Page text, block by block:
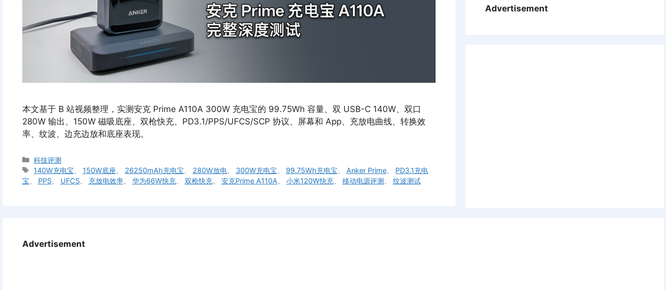
本文基于 B 站视频整理，实测安克 Prime A110A 300W 充电宝的 99.75Wh 容量、双 USB-C 140W、双口
280W 输出、150W 磁吸底座、双枪快充、PD3.1/PPS/UFCS/SCP 协议、屏幕和 App、充放电曲线、转换效
率、纹波、边充边放和底座表现。
分
类
科技评测
标
签
140W充电宝 150W底座 26250mAh充电宝 280W放电、 300W充电宝 99.75Wh充电宝 Anker Prime、 PD3.1充电
宝
PPS、 UFCS、 充放电效率、 华为66W快充、 双枪快充、 安克Prime A110A 小米120W快充、 移动电源评测 纹波测试
Advertisement
Advertisement